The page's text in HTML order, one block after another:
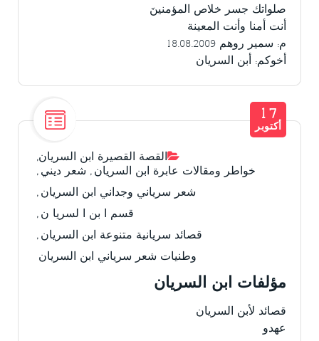
صلواتك جسر خلاص المؤمنينَ
أنت أمنا وأنت المعينة
م: سمير روهم 18.08.2009
أخوكم: أبن السريان
القصة القصيرة ابن السريان,
خواطر ومقالات عابرة ابن السريان , شعر ديني ,
شعر سرياني وجداني ابن السريان ,
قسم ا بن ا لسريا ن ,
قصائد سريانية متنوعة ابن السريان ,
وطنيات شعر سرياني ابن السريان
17
أكتوبر
مؤلفات ابن السريان
قصائد لأبن السريان
عهدو